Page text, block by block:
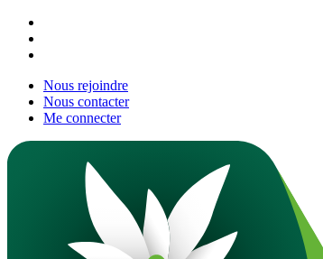
Nous rejoindre
Nous contacter
Me connecter